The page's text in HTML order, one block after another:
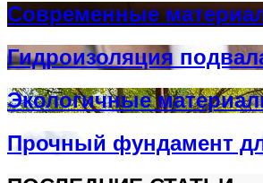
Современные
Гидроизоляция
Экологичные
Прочный фундамент